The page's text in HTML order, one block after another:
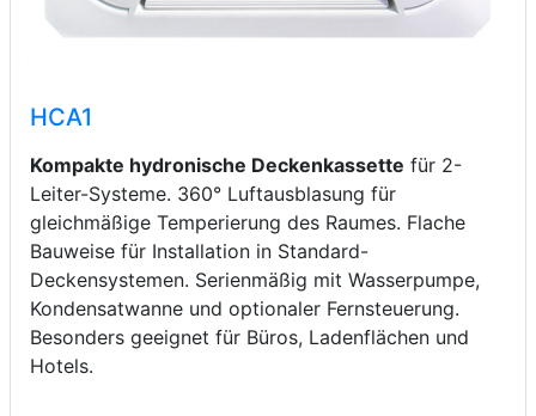
HCA1
Kompakte hydronische Deckenkassette für 2-
Leiter-Systeme. 360° Luftausblasung für
gleichmäßige Temperierung des Raumes. Flache
Bauweise für Installation in Standard-
Deckensystemen. Serienmäßig mit Wasserpumpe,
Kondensatwanne und optionaler Fernsteuerung.
Besonders geeignet für Büros, Ladenflächen und
Hotels.